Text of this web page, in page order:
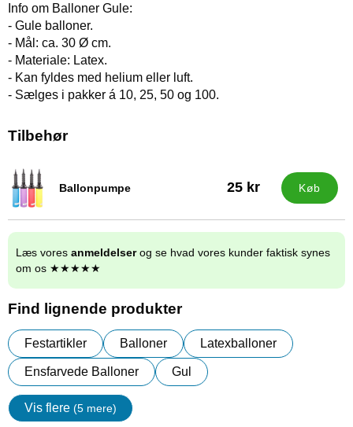
Info om Balloner Gule:
- Gule balloner.
- Mål: ca. 30 Ø cm.
- Materiale: Latex.
- Kan fyldes med helium eller luft.
- Sælges i pakker á 10, 25, 50 og 100.
Tilbehør
Ballonpumpe
Varenr 9838 25 kr Køb
Læs vores anmeldelserog se hvad vores kunder faktisk synes
om os ★★★★★
Find lignende produkter
Festartikler Balloner Latexballoner
Ensfarvede Balloner Gul
Vis flere (5 mere)
Egenskaper